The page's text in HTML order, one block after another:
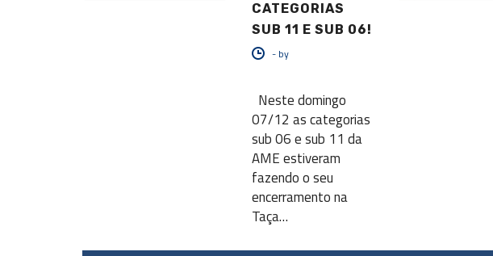
CATEGORIAS
SUB 11 E SUB 06!
- by
Neste domingo
07/12 as categorias
sub 06 e sub 11 da
AME estiveram
fazendo o seu
encerramento na
Taça…